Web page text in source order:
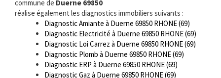
commune de Duerne 69850
réalise également les diagnostics immobiliers suivants :
Diagnostic Amiante à Duerne 69850 RHONE (69)
Diagnostic Electricité à Duerne 69850 RHONE (69)
Diagnostic Loi Carrez à Duerne 69850 RHONE (69)
Diagnostic Plomb à Duerne 69850 RHONE (69)
Diagnostic ERP à Duerne 69850 RHONE (69)
Diagnostic Gaz à Duerne 69850 RHONE (69)